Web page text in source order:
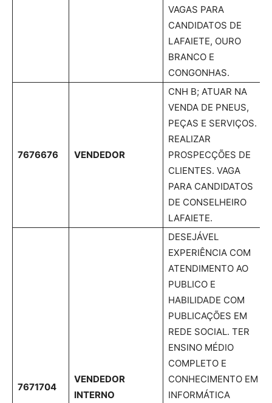
VAGAS PARA
CANDIDATOS DE
LAFAIETE, OURO
BRANCO E
CONGONHAS.
7676676 VENDEDOR
CNH B; ATUAR NA
VENDA DE PNEUS,
PEÇAS E SERVIÇOS.
REALIZAR
PROSPECÇÕES DE
CLIENTES. VAGA
PARA CANDIDATOS
DE CONSELHEIRO
LAFAIETE.
7671704
VENDEDOR
INTERNO
DESEJÁVEL
EXPERIÊNCIA COM
ATENDIMENTO AO
PUBLICO E
HABILIDADE COM
PUBLICAÇÕES EM
REDE SOCIAL. TER
ENSINO MÉDIO
COMPLETO E
CONHECIMENTO EM
INFORMÁTICA